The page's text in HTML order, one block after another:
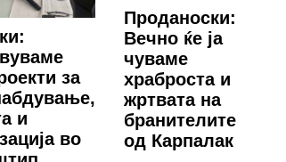
за
и
во
Проданоски:
Вечно ќе ја
чуваме
храброста и
жртвата на
бранителите
од Карпалак